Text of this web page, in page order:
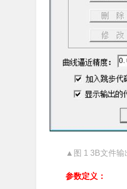
▲图 1 3B文件输
参数定义：